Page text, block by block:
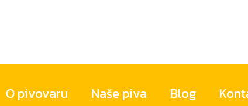
O pivovaru Naše piva Blog